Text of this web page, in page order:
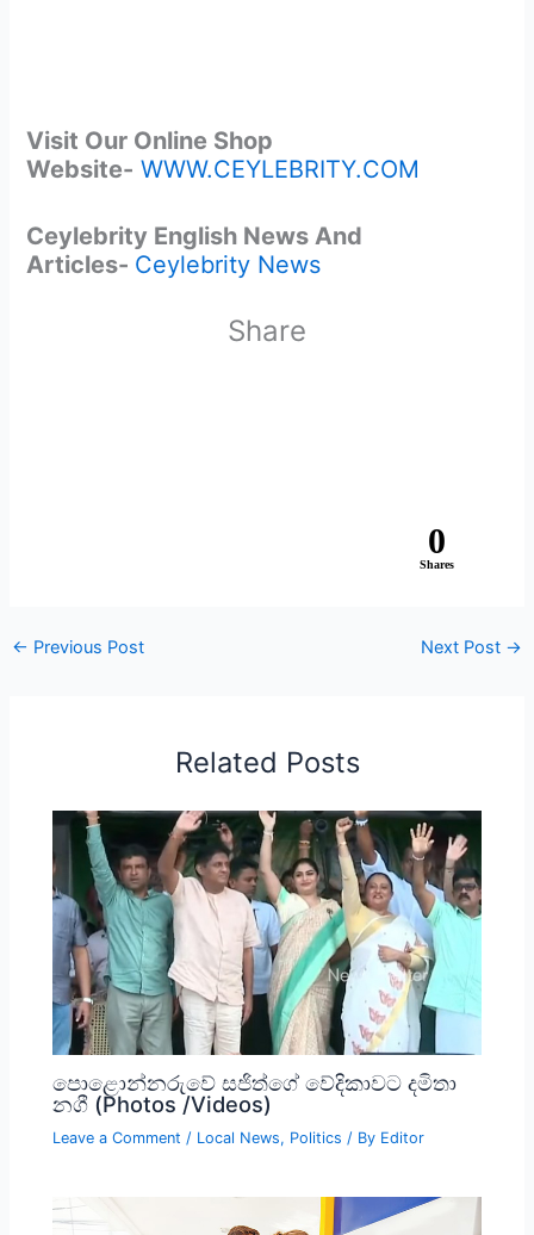
Visit Our Online Shop
Website- WWW.CEYLEBRITY.COM
Ceylebrity English News And
Articles- Ceylebrity News
Share
0
Shares
← Previous Post Next Post →
Related Posts
පොළොන්නරුවේ සජිත්ගේ වේදිකාවට දමිතා
නගී (Photos /Videos)
Leave a Comment / Local News, Politics / By Editor